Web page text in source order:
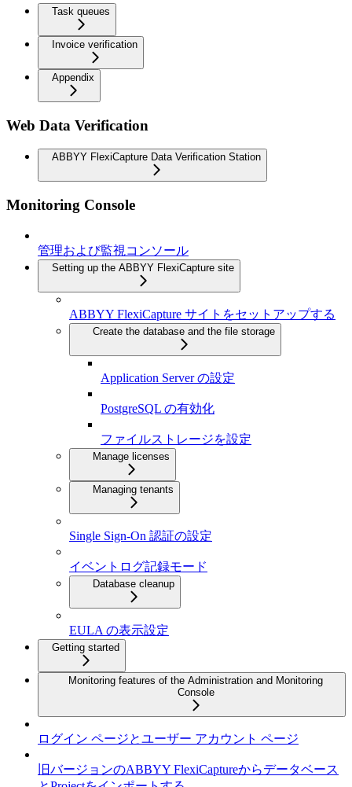
Task queues
Invoice verification
Appendix
Web Data Verification
ABBYY FlexiCapture Data Verification Station
Monitoring Console
管理および監視コンソール
Setting up the ABBYY FlexiCapture site
ABBYY FlexiCapture サイトをセットアップする
Create the database and the file storage
Application Server の設定
PostgreSQL の有効化
ファイルストレージを設定
Manage licenses
Managing tenants
Single Sign-On 認証の設定
イベントログ記録モード
Database cleanup
EULA の表示設定
Getting started
Monitoring features of the Administration and Monitoring
Console
ログイン ページとユーザー アカウント ページ
旧バージョンのABBYY FlexiCaptureからデータベース